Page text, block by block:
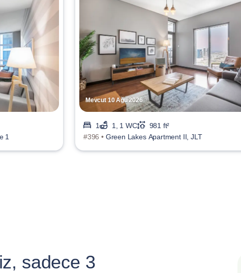
1
Mevcut 10 Ağu 2026
1 1, 1 WC
981 ft²
#396 • Green Lakes Apartment II, JLT
sadece 3